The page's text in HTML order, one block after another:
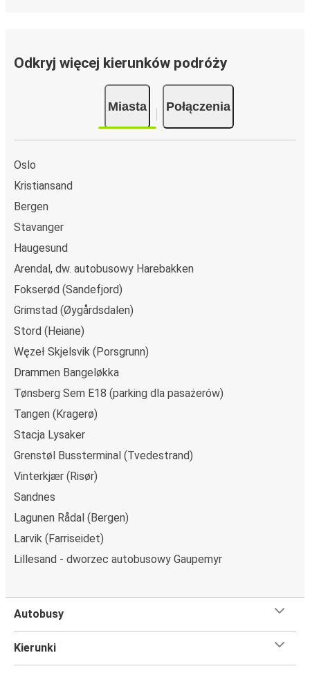
Odkryj więcej kierunków podróży
Miasta Połączenia
Oslo
Kristiansand
Bergen
Stavanger
Haugesund
Arendal, dw. autobusowy Harebakken
Fokserød (Sandefjord)
Grimstad (Øygårdsdalen)
Stord (Heiane)
Węzeł Skjelsvik (Porsgrunn)
Drammen Bangeløkka
Tønsberg Sem E18 (parking dla pasażerów)
Tangen (Kragerø)
Stacja Lysaker
Grenstøl Bussterminal (Tvedestrand)
Vinterkjær (Risør)
Sandnes
Lagunen Rådal (Bergen)
Larvik (Farriseidet)
Lillesand - dworzec autobusowy Gaupemyr
Autobusy
Kierunki